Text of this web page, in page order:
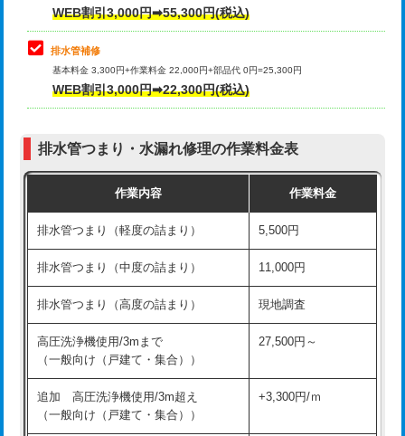
コンクリート斫り（厚さ10㎝超え）
モルタル補修（厚さ10㎝まで）
モルタル補修（厚さ10㎝超え）
追加人工 16,500円
現場見積
※給水管工事は20mmまでの価格です。
交換・取付(混合水栓（壁付・デッキ
式・ワンホール）)
16,500円+材料費
交換・取付(排水栓・排水トラップ
交換・取付（その他部品） 11,000円+材料費
持込商品取付（単水栓） 13,200円
持込商品取付（混合水栓） 16,500円
持込商品取付（浄水器・分岐水栓） 16,500円
給水管工事※（ホール加工) 16,500円
給水管工事※（バンド止め) 3,300円
給水管工事※（支持金具設置)
給水管工事※（保温材使用（バンド止
め込み）)
5,500円
WEB割引3,000円➡55,300円(税込)
排水管補修
基本料金 3,300円+作業料金 22,000円+部品代 0円=25,300円
WEB割引3,000円➡22,300円(税込)
排水管つまり・水漏れ修理の作業料金表
作業内容 作業料金
排水管つまり（軽度の詰まり） 5,500円
排水管つまり（中度の詰まり） 11,000円
排水管つまり（高度の詰まり） 現地調査
高圧洗浄機使用/3mまで
（一般向け（戸建て・集合））
27,500円～
追加 高圧洗浄機使用/3m超え
（一般向け（戸建て・集合））
+3,300円/ｍ